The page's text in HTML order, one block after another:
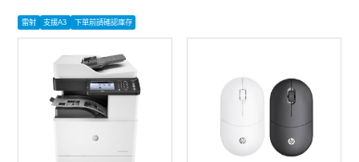
雷射 支援A3 下單前請確認庫存